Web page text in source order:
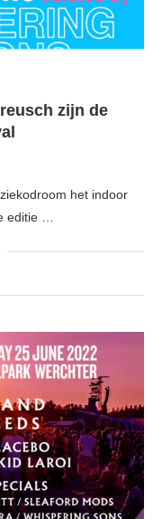
zijn de
het indoor
editie …